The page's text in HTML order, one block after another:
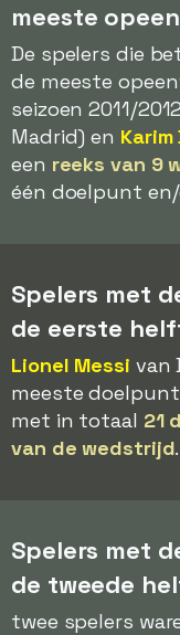
meeste
De spelers die
de meeste
seizoen 2011/
Madrid) en Karim
een reeks van 9
één doelpunt
Spelers met
de eerste
Lionel Messi van
meeste
met in totaal 21
van de wedstrijd.
Spelers met
de tweede
twee spelers